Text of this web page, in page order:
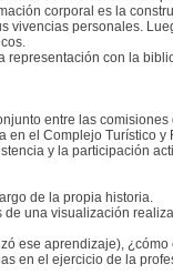
corporal es la
vivencias personales.
representación con la
entre las
en el Complejo Turístico
y la participación
de la propia historia.
una visualización
ese aprendizaje),
en el ejercicio de la